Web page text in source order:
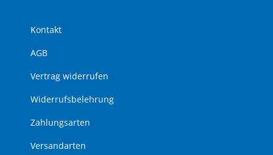
Kon­takt
AGB
Ver­trag wi­der­ru­fen
Wi­der­rufs­be­leh­rung
Zah­lungs­ar­ten
Ver­sand­ar­ten